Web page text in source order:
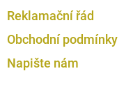
Reklamační řád
Obchodní podmínky
Napište nám